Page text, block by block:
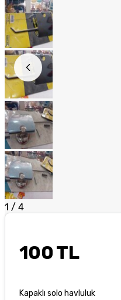
1 / 4
100 TL
Kapaklı solo havluluk